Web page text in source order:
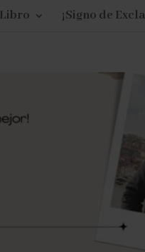
Libro ¡Signo de